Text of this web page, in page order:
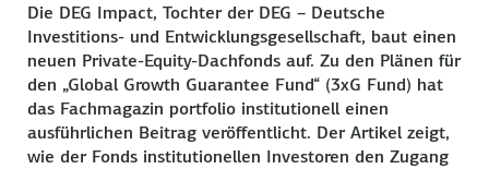
Die DEG Impact, Tochter der DEG – Deutsche
Investitions- und Entwicklungsgesellschaft, baut einen
neuen Private-Equity-Dachfonds auf. Zu den Plänen für
den „Global Growth Guarantee Fund“ (3xG Fund) hat
das Fachmagazin portfolio institutionell einen
ausführlichen Beitrag veröffentlicht. Der Artikel zeigt,
wie der Fonds institutionellen Investoren den Zugang